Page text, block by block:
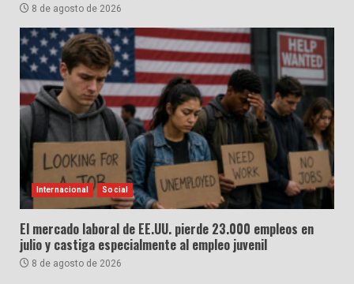
8 de agosto de 2026
Internacional Social
El mercado laboral de EE.UU. pierde 23.000 empleos en
julio y castiga especialmente al empleo juvenil
8 de agosto de 2026